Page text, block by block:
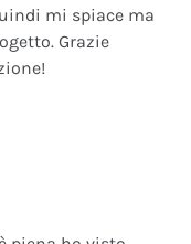
mi spiace ma
Grazie